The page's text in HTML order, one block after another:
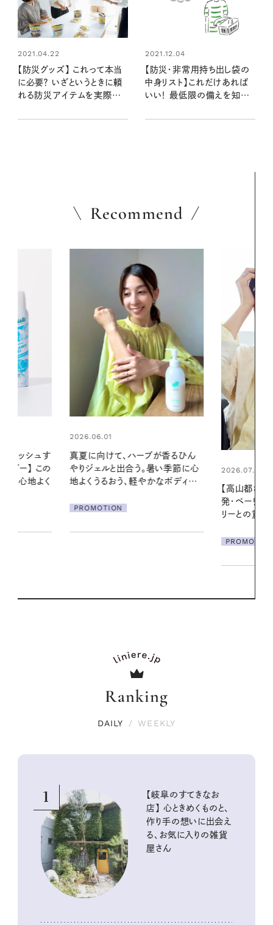
2021.04.22
【防災グッズ】 これって本当
に必要？ いざというときに頼
れる防災アイテムを実際に
2021.12.04
【防災・非常用持ち出し袋の
中身リスト】これだけあれば
いい！ 最低限の備えを知る
Recommend
が香るひん
い季節に心
なボディケ
2026.07.21
【高山都さんが楽しむデンマーク
リーとの重ねづけも素敵な大人の
2026.06.01
える夜の爽
Ranking
DAILY / WEEKLY
1
【岐阜のすてきなお
店】 心ときめくものと、
作り手の想いに出会え
る、お気に入りの雑貨
屋さん